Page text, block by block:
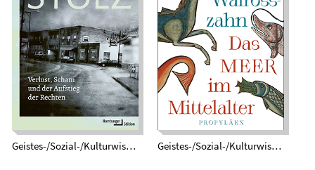
Geraubter Stolz.
Verlust, Scham und
der Aufstieg der
Rechten
Geistes-/Sozial-/Kulturwissenschaften
Fischer, Perle,
Walrosszahn. Das
Meer im Mittelalter
Geistes-/Sozial-/Kulturwissenschaften